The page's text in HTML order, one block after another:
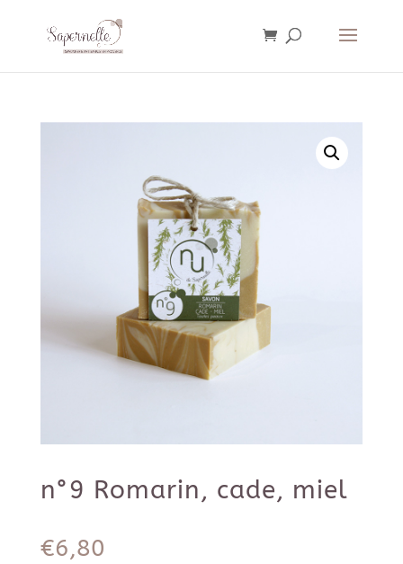
n°9 Romarin, cade, miel
€6,80